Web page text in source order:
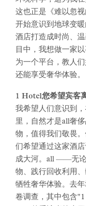
这也正是《难以忽
开始意识到地球变
酒店打造成时尚、
目中，我想做一家
为一个平台，教人
还能享受奢华体验。
1 Hotel您希望宾客
我希望人们意识到
里，自然才是all奢
物，值得我们敬畏
们希望通过这家酒
成大河。all ——无论
物、践行回收利用
牺牲奢华体验。去
卷调查，其中包含